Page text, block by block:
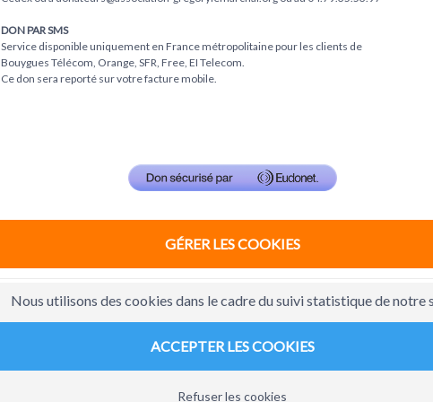
DON PAR SMS
Service disponible uniquement en France métropolitaine pour les clients de
Bouygues Télécom, Orange, SFR, Free, EI Telecom.
Ce don sera reporté sur votre facture mobile.
GÉRER LES COOKIES
Nous utilisons des cookies dans le cadre du suivi statistique de notre
ACCEPTER LES COOKIES
Refuser les cookies